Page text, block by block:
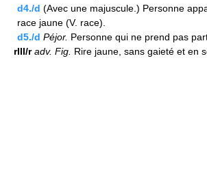
d4./d (Avec une majuscule.) Personne
race jaune (V. race).
d5./d Péjor. Personne qui ne prend pas
rIII/r adv. Fig. Rire jaune, sans gaieté et en